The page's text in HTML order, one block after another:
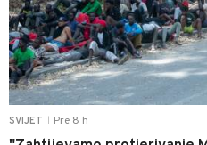
SVIJET Pre 8 h